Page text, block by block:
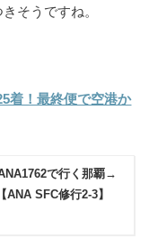
そうですね。
着！最終便で空港か
で行く那覇→
SFC修行2-3】